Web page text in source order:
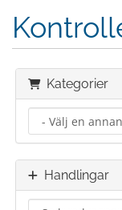
Kategorier
Handlingar